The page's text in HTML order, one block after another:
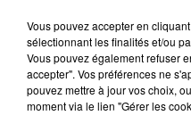
8 août 2026
OCCITANIE : CET
DANS LES ATELIERS
Marre des plages bondées
Vous pouvez accepter en
sélectionnant les finalités et/ou
Vous pouvez également refuser
accepter". Vos préférences ne
pouvez mettre à jour vos choix,
moment via le lien "Gérer les